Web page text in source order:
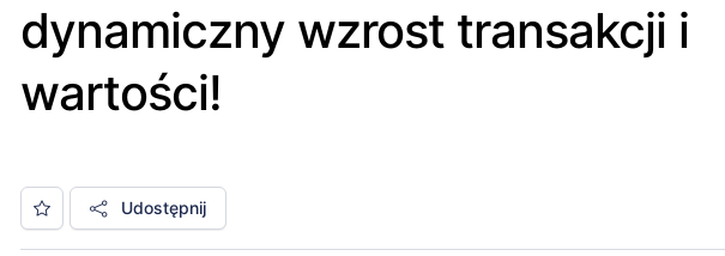
dynamiczny wzrost transakcji i
wartości!
Udostępnij